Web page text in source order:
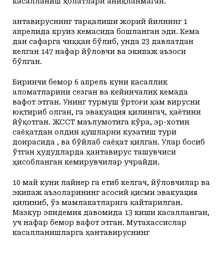
Ҳантавируснинг тарқалиши жорий йилнинг 1
апрелида круиз кемасида бошланган эди. Кема
дан сафарга чиққан бўлиб, унда 23 давлатдан
келган 147 нафар йўловчи ва экипаж аъзоси
бўлган.
Биринчи бемор 6 апрель куни касаллик
аломатларини сезган ва кейинчалик кемада
вафот этган. Унинг турмуш ўртоғи ҳам вирусни
юқтириб олган, га эвакуация қилингач, ҳаётини
йўқотган. ЖССТ маълумотига кўра, эр-хотин
саёҳатдан олдин қушларни кузатиш тури
доирасида , ва бўйлаб саёҳат қилган. Улар босиб
ўтган ҳудудларда ҳантавирус ташувчиси
ҳисобланган кемирувчилар учрайди.
10 май куни лайнер га етиб келгач, йўловчилар ва
экипаж аъзоларининг асосий қисми эвакуация
қилиниб, ўз мамлакатларига қайтарилган.
Мазкур эпидемия давомида 13 киши касалланган,
уч нафар бемор вафот этган. Мутахассислар
касалланишларга ҳантавируснинг